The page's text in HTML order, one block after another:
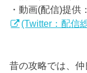
・動画(配信)提供：
(Twitter：配信
昔の攻略では、